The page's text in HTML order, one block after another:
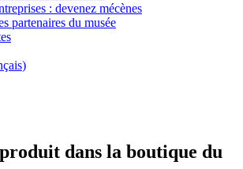
: devenez mécènes
partenaires du musée
)
dans la boutique du